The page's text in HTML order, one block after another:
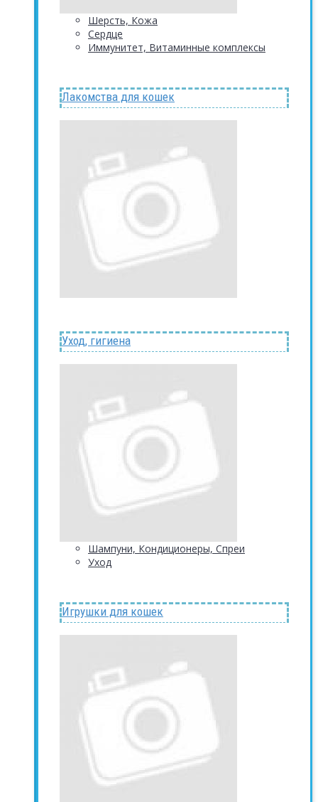
Шерсть, Кожа
Сердце
Иммунитет, Витаминные комплексы
Лакомства для кошек
Уход, гигиена
Шампуни, Кондиционеры, Спреи
Уход
Игрушки для кошек